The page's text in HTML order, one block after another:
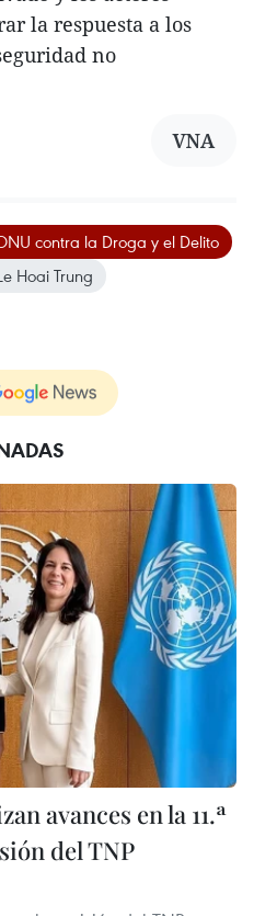
la respuesta a los
no
VNA
contra la Droga y el Delito
Hoai Trung
avances en la 11.ª
del TNP